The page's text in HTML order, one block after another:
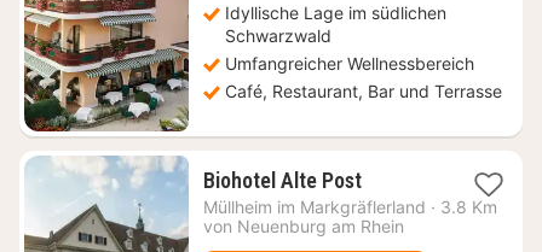
€
Idyllische Lage im südlichen
Schwarzwald
Umfangreicher Wellnessbereich
Café, Restaurant, Bar und Terrasse
Biohotel Alte Post1
Nacht
ab
Müllheim im Markgräflerland · 3.8 Km
von Neuenburg am Rhein